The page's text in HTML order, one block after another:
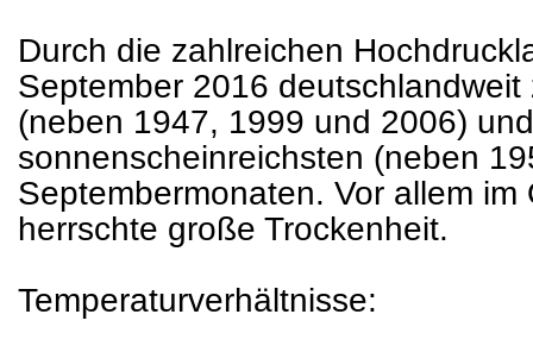
Durch die zahlreichen
September 2016
(neben 1947, 1999 und 2006)
sonnenscheinreichsten (neben
Septembermonaten. Vor allem
herrschte große Trockenheit.
Temperaturverhältnisse: